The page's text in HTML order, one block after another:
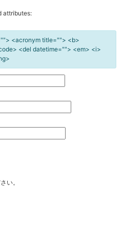
attributes:
<acronym title=""> <b>
<del datetime=""> <em> <i>
い。